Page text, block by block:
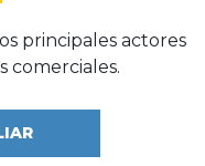
principales actores
comerciales.